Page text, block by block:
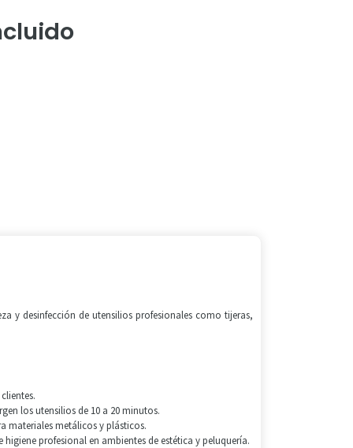
y desinfección de utensilios profesionales como tijeras,
los utensilios de 10 a 20 minutos.
materiales metálicos y plásticos.
profesional en ambientes de estética y peluquería.